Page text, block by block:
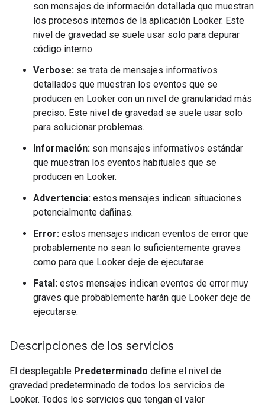
son mensajes de información detallada que muestran
los procesos internos de la aplicación Looker. Este
nivel de gravedad se suele usar solo para depurar
código interno.
Verbose: se trata de mensajes informativos
detallados que muestran los eventos que se
producen en Looker con un nivel de granularidad más
preciso. Este nivel de gravedad se suele usar solo
para solucionar problemas.
Información: son mensajes informativos estándar
que muestran los eventos habituales que se
producen en Looker.
Advertencia: estos mensajes indican situaciones
potencialmente dañinas.
Error: estos mensajes indican eventos de error que
probablemente no sean lo suficientemente graves
como para que Looker deje de ejecutarse.
Fatal: estos mensajes indican eventos de error muy
graves que probablemente harán que Looker deje de
ejecutarse.
Descripciones de los servicios
El desplegable Predeterminado define el nivel de
gravedad predeterminado de todos los servicios de
Looker. Todos los servicios que tengan el valor